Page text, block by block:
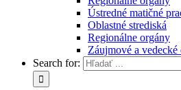
Ústredné matičné
Oblastné strediská
Regionálne orgány
Záujmové a
Search for: